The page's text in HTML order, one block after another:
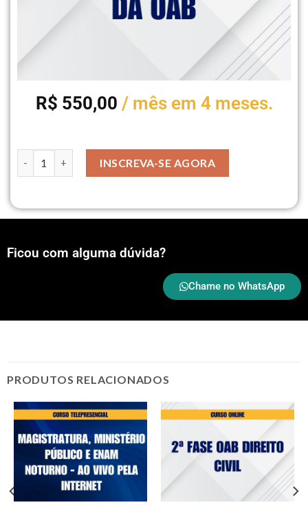
R$ 550,00 / mês em 4 meses.
INSCREVA-SE AGORA
Ficou com alguma dúvida?
Chame no WhatsApp
PRODUTOS RELACIONADOS